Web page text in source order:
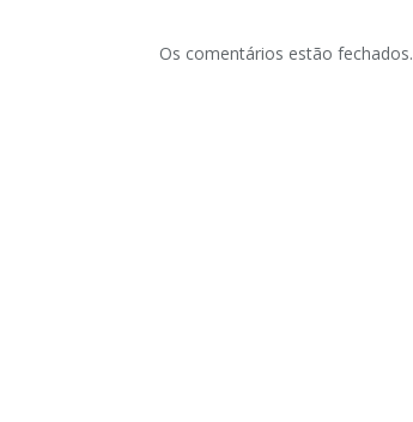
Os comentários estão fechados.